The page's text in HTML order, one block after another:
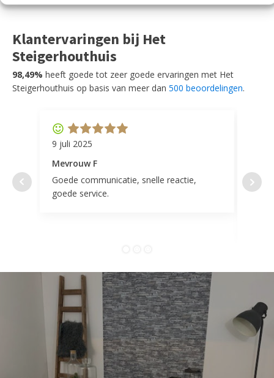
Klantervaringen bij Het
Steigerhouthuis
98,49% heeft goede tot zeer goede ervaringen met Het
Steigerhouthuis op basis van meer dan 500 beoordelingen.
9 juli 2025
Mevrouw F
Goede communicatie, snelle reactie,
goede service.
door